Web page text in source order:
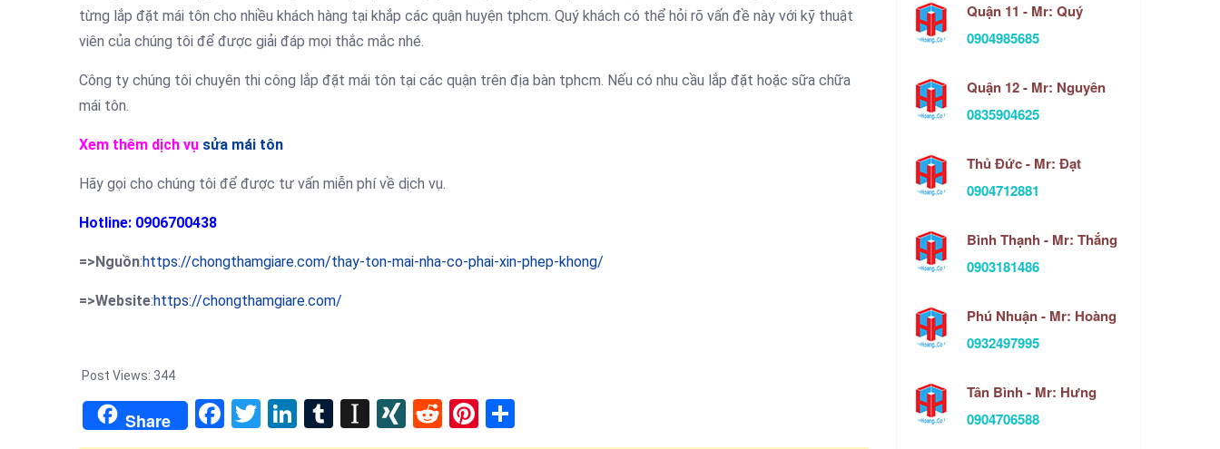
từng lắp đặt mái tôn cho nhiều khách hàng tại khắp các quận huyện tphcm. Quý khách có thể hỏi rõ vấn đề này với kỹ thuật
viên của chúng tôi để được giải đáp mọi thắc mắc nhé.
Công ty chúng tôi chuyên thi công lắp đặt mái tôn tại các quận trên địa bàn tphcm. Nếu có nhu cầu lắp đặt hoặc sữa chữa
mái tôn.
Xem thêm dịch vụ sửa mái tôn
Hãy gọi cho chúng tôi để được tư vấn miễn phí về dịch vụ.
Hotline: 0906700438
=>Nguồn:https://chongthamgiare.com/thay-ton-mai-nha-co-phai-xin-phep-khong/
=>Website:https://chongthamgiare.com/
Post Views: 344
Share Facebook
TwitterLinkedIn
Tumblr
Instapaper
XINGRedditPinterest
Quận 11 - Mr: Quý
0904985685
Quận 12 - Mr: Nguyên
0835904625
Thủ Đức - Mr: Đạt
0904712881
Bình Thạnh - Mr: Thắng
0903181486
Phú Nhuận - Mr: Hoàng
0932497995
Tân Bình - Mr: Hưng
0904706588